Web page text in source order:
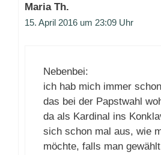
Maria Th.
15. April 2016 um 23:09 Uhr
Nebenbei:
ich hab mich immer
das bei der Papstwahl
da als Kardinal ins
sich schon mal aus, wie
möchte, falls man